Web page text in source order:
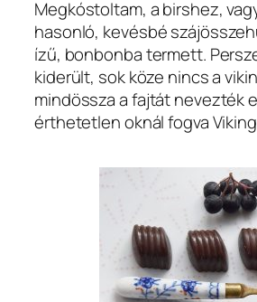
Megkóstoltam, a birshez,
hasonló, kevésbé
ízű, bonbonba termett.
kiderült, sok köze nincs a
mindössza a fajtát nevezték
érthetetlen oknál fogva